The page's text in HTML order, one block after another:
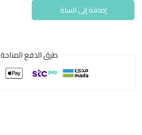
إضافة إلى السلة
طرق الدفع المتاحة